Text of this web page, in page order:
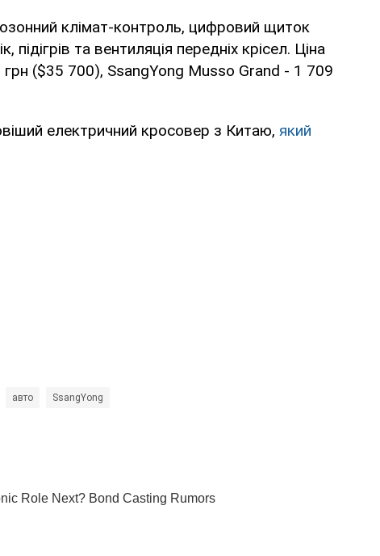
клімат-контроль, цифровий щиток
та вентиляція передніх крісел. Ціна
($35 700), SsangYong Musso Grand - 1 709
електричний кросовер з Китаю, який
авто SsangYong